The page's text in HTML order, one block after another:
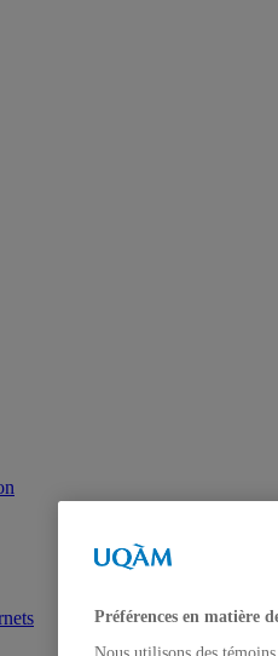
Préférences en matière